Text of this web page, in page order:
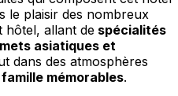
le plaisir des nombreux
hôtel, allant de spécialités
mets asiatiques et
dans des atmosphères
mémorables.